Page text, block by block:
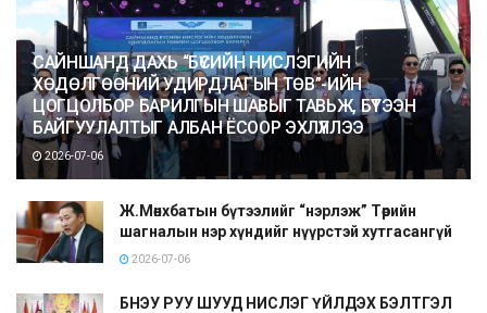
САЙНШАНД ДАХЬ “БҮСИЙН НИСЛЭГИЙН
ХӨДӨЛГӨӨНИЙ УДИРДЛАГЫН ТӨВ”-ИЙН
ЦОГЦОЛБОР БАРИЛГЫН ШАВЫГ ТАВЬЖ, БҮТЭЭН
БАЙГУУЛАЛТЫГ АЛБАН ЁСООР ЭХЛҮҮЛЛЭЭ
2026-07-06
Ж.Мөнхбатын бүтээлийг “нэрлэж” Төрийн
шагналын нэр хүндийг нүүрстэй хутгасангүй
2026-07-06
БНЭУ РУУ ШУУД НИСЛЭГ ҮЙЛДЭХ БЭЛТГЭЛ